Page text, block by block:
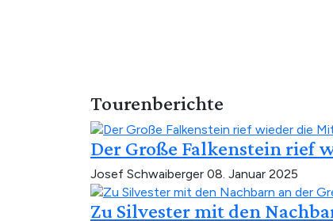
Tourenberichte
Der Große Falkenstein rief
Josef Schwaiberger 08. Januar 2025
Zu Silvester mit den